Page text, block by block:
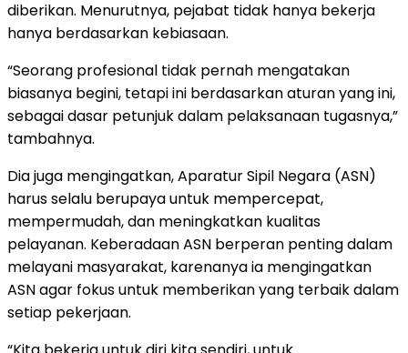
diberikan. Menurutnya, pejabat tidak hanya bekerja
hanya berdasarkan kebiasaan.
“Seorang profesional tidak pernah mengatakan
biasanya begini, tetapi ini berdasarkan aturan yang ini,
sebagai dasar petunjuk dalam pelaksanaan tugasnya,”
tambahnya.
Dia juga mengingatkan, Aparatur Sipil Negara (ASN)
harus selalu berupaya untuk mempercepat,
mempermudah, dan meningkatkan kualitas
pelayanan. Keberadaan ASN berperan penting dalam
melayani masyarakat, karenanya ia mengingatkan
ASN agar fokus untuk memberikan yang terbaik dalam
setiap pekerjaan.